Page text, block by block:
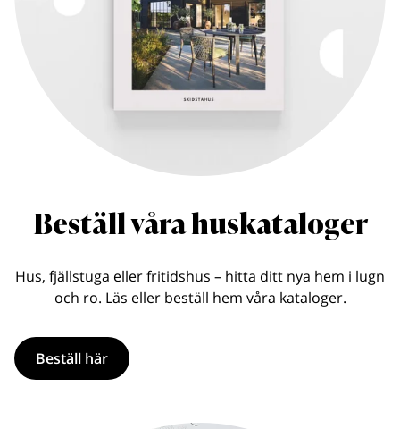
Beställ våra huskataloger
Hus, fjällstuga eller fritidshus – hitta ditt nya hem i lugn
och ro. Läs eller beställ hem våra kataloger.
Beställ här